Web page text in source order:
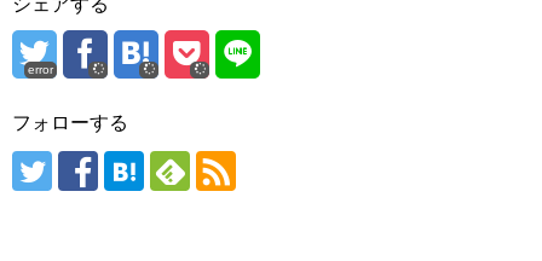
シェアする
error
フォローする